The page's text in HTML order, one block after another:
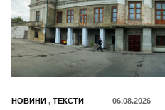
НОВИНИ , ТЕКСТИ 06.08.2026